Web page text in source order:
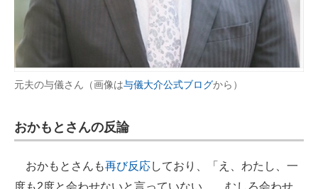
元夫の与儀さん（画像は与儀大介公式ブログから）
おかもとさんの反論
おかもとさんも再び反応しており、「え、わたし、一